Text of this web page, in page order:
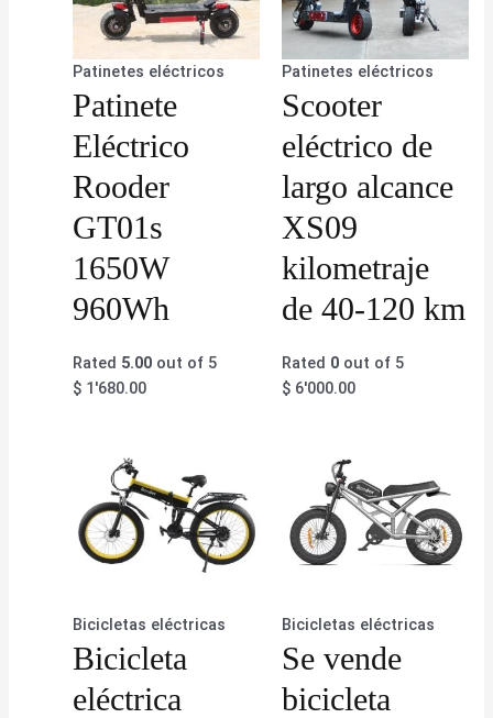
Patinetes eléctricos
Patinete
Eléctrico
Rooder
GT01s
1650W
960Wh
Rated 5.00 out of 5
$ 1'680.00
Patinetes eléctricos
Scooter
eléctrico de
largo alcance
XS09
kilometraje
de 40-120 km
Rated 0out of 5
$6'000.00
Bicicletas eléctricas
Bicicleta
eléctrica
Bicicletas eléctricas
Se vende
bicicleta